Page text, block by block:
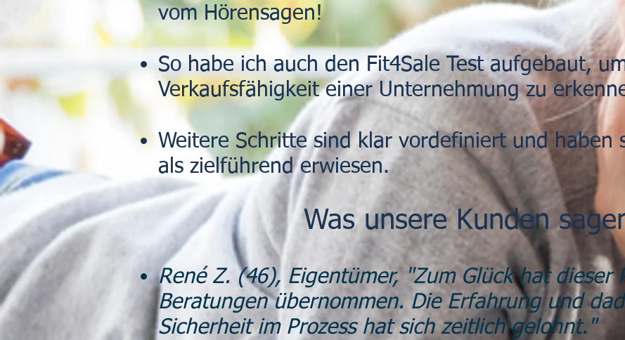
vom Hörensagen!
So habe ich auch den Fit4Sale Test aufgebaut,
Verkaufsfähigkeit einer Unternehmung zu
Weitere Schritte sind klar vordefiniert und haben
als zielführend erwiesen.
Was unsere Kunden
René Z. (46), Eigentümer, "Zum Glück hat dieser
Beratungen übernommen. Die Erfahrung und
Sicherheit im Prozess hat sich zeitlich gelohnt."